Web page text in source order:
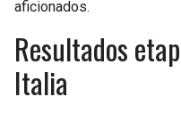
aficionados.
Resultados
Italia